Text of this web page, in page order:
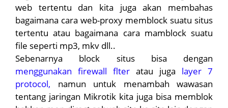
web tertentu dan kita juga akan membahas
bagaimana cara web-proxy memblock suatu situs
tertentu atau bagaimana cara mamblock suatu
file seperti mp3, mkv dll..
Sebenarnya block situs bisa dengan
menggunakan firewall flter atau juga layer 7
protocol, namun untuk menambah wawasan
tentang jaringan Mikrotik kita juga bisa memblok